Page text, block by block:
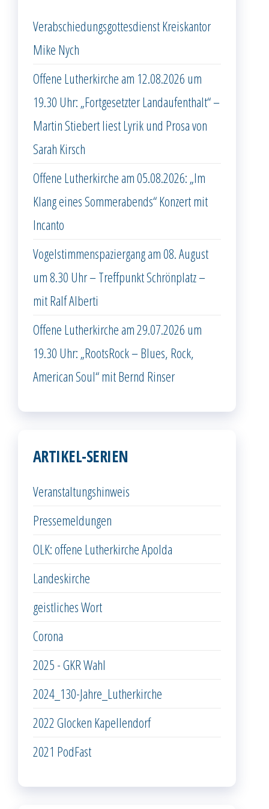
Verabschiedungsgottesdienst Kreiskantor
Mike Nych
Offene Lutherkirche am 12.08.2026 um
19.30 Uhr: „Fortgesetzter Landaufenthalt“ –
Martin Stiebert liest Lyrik und Prosa von
Sarah Kirsch
Offene Lutherkirche am 05.08.2026: „Im
Klang eines Sommerabends“ Konzert mit
Incanto
Vogelstimmenspaziergang am 08. August
um 8.30 Uhr – Treffpunkt Schrönplatz –
mit Ralf Alberti
Offene Lutherkirche am 29.07.2026 um
19.30 Uhr: „RootsRock – Blues, Rock,
American Soul“ mit Bernd Rinser
ARTIKEL-SERIEN
Veranstaltungshinweis
Pressemeldungen
OLK: offene Lutherkirche Apolda
Landeskirche
geistliches Wort
Corona
2025 - GKR Wahl
2024_130-Jahre_Lutherkirche
2022 Glocken Kapellendorf
2021 PodFast